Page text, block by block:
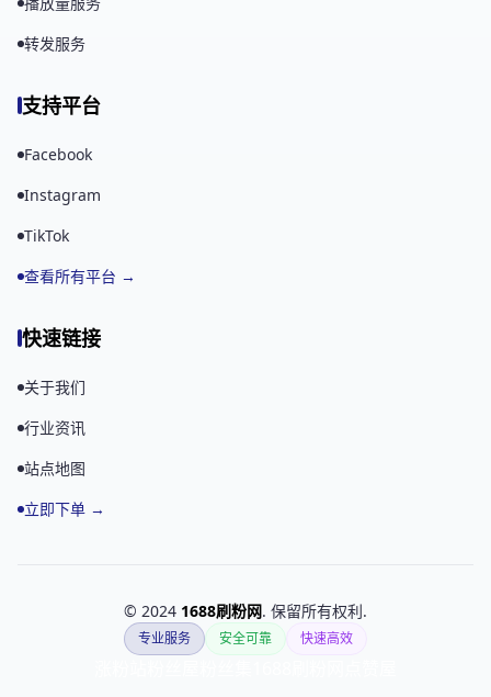
转发服务
支持平台
Facebook
Instagram
TikTok
查看所有平台 →
快速链接
关于我们
行业资讯
站点地图
立即下单 →
© 2024 1688刷粉网. 保留所有权利.
专业服务 安全可靠 快速高效